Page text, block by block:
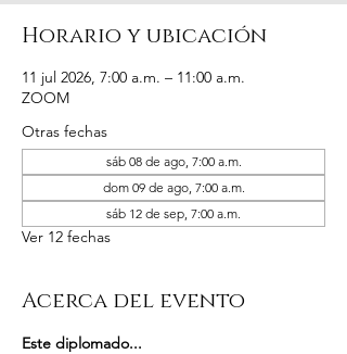
Horario y ubicación
11 jul 2026, 7:00 a.m. – 11:00 a.m.
ZOOM
Otras fechas
sáb 08 de ago, 7:00 a.m.
dom 09 de ago, 7:00 a.m.
sáb 12 de sep, 7:00 a.m.
Ver 12 fechas
Acerca del evento
Este diplomado...